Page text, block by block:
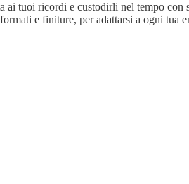
ai tuoi ricordi e custodirli nel tempo
e finiture, per adattarsi a ogni tua